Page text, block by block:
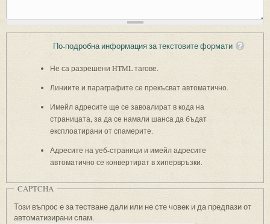
По-подробна информация за текстовите формати
Не са разрешени HTML тагове.
Линиите и параграфите се прекъсват автоматично.
Имейл адресите ще се завоалират в кода на
страницата, за да се намали шанса да бъдат
експлоатирани от спамерите.
Адресите на уеб-страници и имейл адресите
автоматично се конвертират в хипервръзки.
CAPTCHA
Този въпрос е за тестване дали или не сте човек и да предпази от
автоматизирани спам.